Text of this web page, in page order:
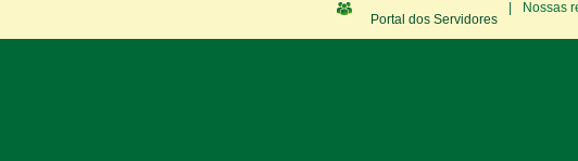
Portal dos Servidores
Nossas